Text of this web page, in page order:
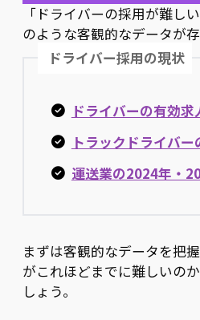
「ドライバーの採用が難し
のような客観的なデータが存
ドライバー採用の現状
ドライバーの有効求
トラックドライバ
運送業の2024年・
まずは客観的なデータを把
がこれほどまでに難しいの
しょう。